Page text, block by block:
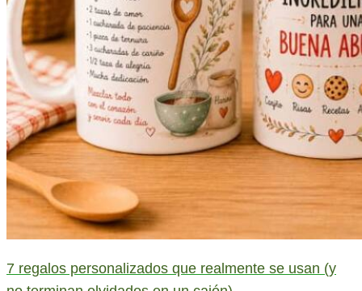
7 regalos personalizados que realmente se usan (y